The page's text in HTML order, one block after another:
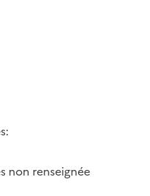
non renseignée